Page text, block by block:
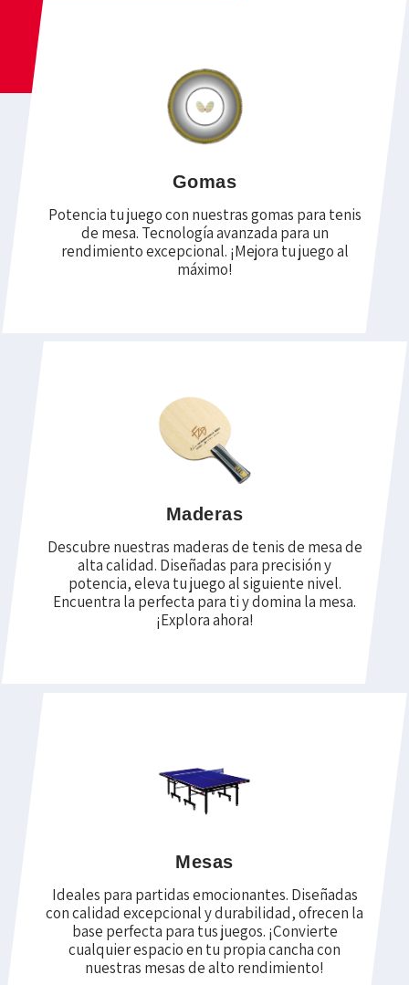
Gomas
Potencia tu juego con nuestras gomas para tenis
de mesa. Tecnología avanzada para un
rendimiento excepcional. ¡Mejora tu juego al
máximo!
Maderas
Descubre nuestras maderas de tenis de mesa de
alta calidad. Diseñadas para precisión y
potencia, eleva tu juego al siguiente nivel.
Encuentra la perfecta para ti y domina la mesa.
¡Explora ahora!
Mesas
Ideales para partidas emocionantes. Diseñadas
con calidad excepcional y durabilidad, ofrecen la
base perfecta para tus juegos. ¡Convierte
cualquier espacio en tu propia cancha con
nuestras mesas de alto rendimiento!